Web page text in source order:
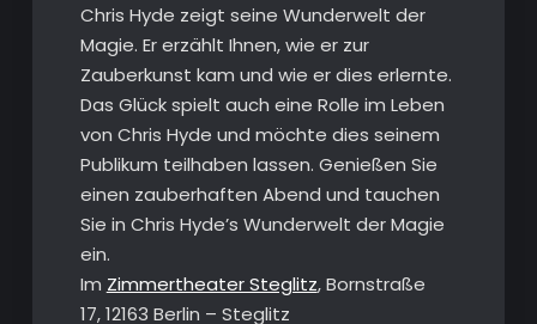
Chris Hyde zeigt seine Wunderwelt der
Magie. Er erzählt Ihnen, wie er zur
Zauberkunst kam und wie er dies erlernte.
Das Glück spielt auch eine Rolle im Leben
von Chris Hyde und möchte dies seinem
Publikum teilhaben lassen. Genießen Sie
einen zauberhaften Abend und tauchen
Sie in Chris Hyde’s Wunderwelt der Magie
ein.
Im Zimmertheater Steglitz, Bornstraße
17, 12163 Berlin – Steglitz